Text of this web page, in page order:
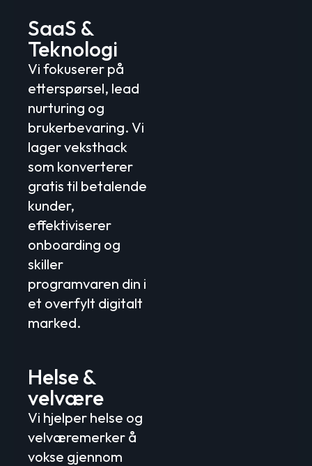
SaaS &
Teknologi
Vi fokuserer på
etterspørsel, lead
nurturing og
brukerbevaring. Vi
lager veksthack
som konverterer
gratis til betalende
kunder,
effektiviserer
onboarding og
skiller
programvaren din i
et overfylt digitalt
marked.
Helse &
velvære
Vi hjelper helse og
velværemerker å
vokse gjennom